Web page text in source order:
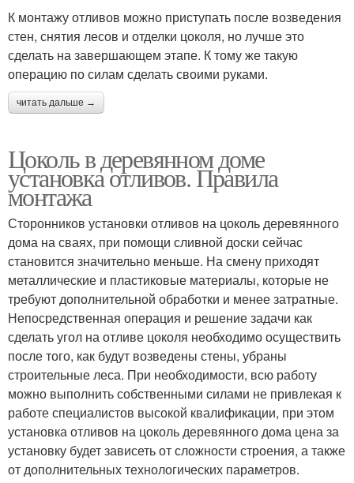
К монтажу отливов можно приступать после возведения
стен, снятия лесов и отделки цоколя, но лучше это
сделать на завершающем этапе. К тому же такую
операцию по силам сделать своими руками.
читать дальше →
Цоколь в деревянном доме
установка отливов. Правила
монтажа
Сторонников установки отливов на цоколь деревянного
дома на сваях, при помощи сливной доски сейчас
становится значительно меньше. На смену приходят
металлические и пластиковые материалы, которые не
требуют дополнительной обработки и менее затратные.
Непосредственная операция и решение задачи как
сделать угол на отливе цоколя необходимо осуществить
после того, как будут возведены стены, убраны
строительные леса. При необходимости, всю работу
можно выполнить собственными силами не привлекая к
работе специалистов высокой квалификации, при этом
установка отливов на цоколь деревянного дома цена за
установку будет зависеть от сложности строения, а также
от дополнительных технологических параметров.